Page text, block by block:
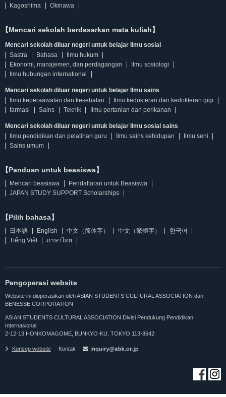
Kagoshima
Okinawa
【Mencari sekolah berdasarkan mata kuliah】
Mencari sekolah diluar negeri untuk belajar Ilmu sosial
Sastra
Bahasa
Ilmu hukum
Ekonomi, manajemen, dan perdagangan
Ilmu sosiologi
Ilmu hubungan international
Mencari sekolah diluar negeri untuk belajar Ilmu sains
Ilmu keperaawatan dan kesehatan
Ilmu kedokteran dan kedokteran gigi
farmasi
Sains Teknik Ilmu pertanian dan perikanan
Mencari sekolah diluar negeri untuk belajar Ilmu sosial sains
Ilmu pendidikan dan pelatihan guru
Ilmu sains kehidupan
Ilmu seni
Sains umum
【Panduan untuk beasiswa】
Mencari beasiswa
Pendaftaran untuk Beasiswa
JAPAN STUDY SUPPORT Scholarships
【Pilih bahasa】
日本語 English 中文（简体字） 中文（繁體字）
한국어
Tiếng Việt
ภาษาไทย
Pengoperasi website
Website ini dioperasikan oleh ASIAN STUDENTS CULTURAL ASSOCIATION dan
BENESSE CORPORATION
ASIAN STUDENTS CULTURAL ASSOCIATION Divisi Pendukung Pendidikan
Internasional
2-12-13 HONKOMAGOME, BUNKYO-KU, TOKYO 113-8642
Konsep website Kontak